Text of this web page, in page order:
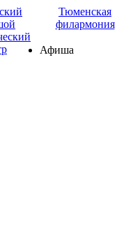
Тюменская
филармония
Афиша